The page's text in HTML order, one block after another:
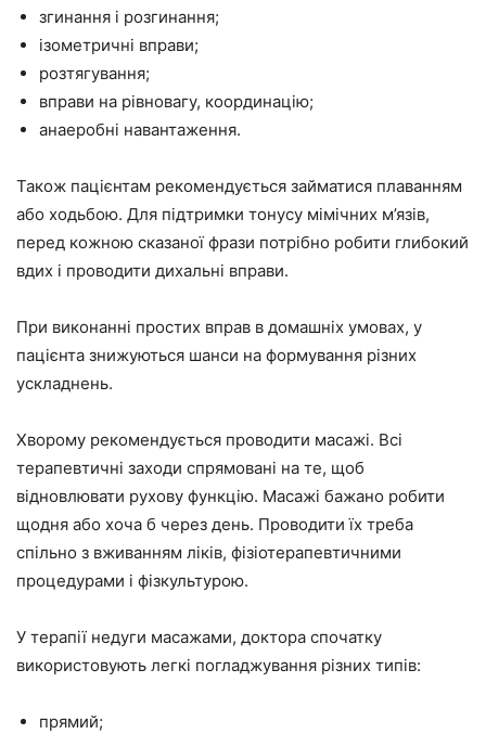
згинання і розгинання;
ізометричні вправи;
розтягування;
вправи на рівновагу, координацію;
анаеробні навантаження.
Також пацієнтам рекомендується займатися плаванням
або ходьбою. Для підтримки тонусу мімічних м’язів,
перед кожною сказаної фрази потрібно робити глибокий
вдих і проводити дихальні вправи.
При виконанні простих вправ в домашніх умовах, у
пацієнта знижуються шанси на формування різних
ускладнень.
Хворому рекомендується проводити масажі. Всі
терапевтичні заходи спрямовані на те, щоб
відновлювати рухову функцію. Масажі бажано робити
щодня або хоча б через день. Проводити їх треба
спільно з вживанням ліків, фізіотерапевтичними
процедурами і фізкультурою.
У терапії недуги масажами, доктора спочатку
використовують легкі погладжування різних типів:
прямий;